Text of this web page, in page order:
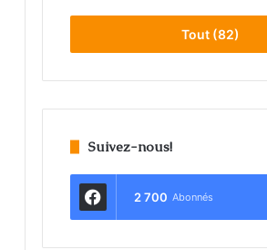
Tout (82)
Suivez-nous!
2 700 Abonnés